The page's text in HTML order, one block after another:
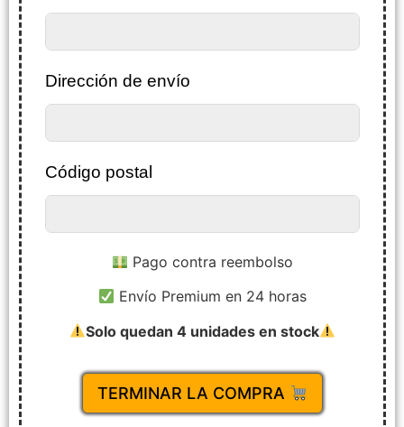
Dirección de envío
Código postal
Pago contra reembolso
Envío Premium en 24 horas
Solo quedan 4 unidades en stock
TERMINAR LA COMPRA